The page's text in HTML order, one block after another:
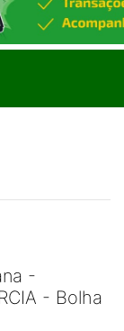
-
- Bolha